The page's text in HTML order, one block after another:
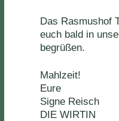
Das Rasmushof
euch bald in
begrüßen.
Mahlzeit!
Eure
Signe Reisch
DIE WIRTIN